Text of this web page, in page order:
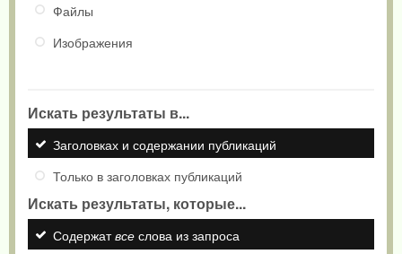
Файлы
Изображения
Искать результаты в...
Заголовках и содержании публикаций
Только в заголовках публикаций
Искать результаты, которые...
Содержатвсе слова из запроса